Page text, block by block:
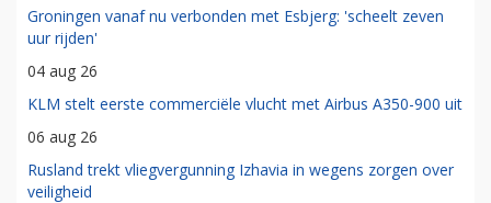
Groningen vanaf nu verbonden met Esbjerg: 'scheelt zeven
uur rijden'
04 aug 26
KLM stelt eerste commerciële vlucht met Airbus A350-900 uit
06 aug 26
Rusland trekt vliegvergunning Izhavia in wegens zorgen over
veiligheid